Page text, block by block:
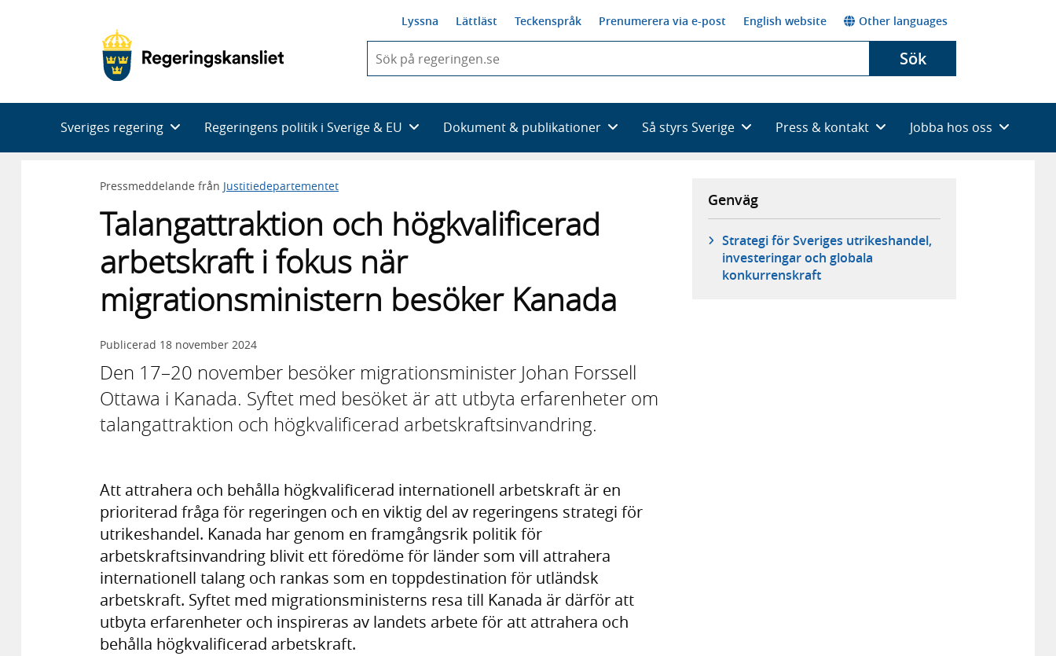
Lyssna Lättläst Teckenspråk Prenumerera via e-post English website Other languages
du
skriva
framträder
en
Sök
Sveriges regering Regeringens politik i Sverige & EU Dokument & publikationer Så styrs Sverige Press & kontakt Jobba hos oss
Pressmeddelande från Justitiedepartementet
Talangattraktion och högkvalificerad
arbetskraft i fokus när
migrationsministern besöker Kanada
Publicerad 18 november 2024
Den 17–20 november besöker migrationsminister Johan Forssell
Ottawa i Kanada. Syftet med besöket är att utbyta erfarenheter om
talangattraktion och högkvalificerad arbetskraftsinvandring.
Att attrahera och behålla högkvalificerad internationell arbetskraft är en
prioriterad fråga för regeringen och en viktig del av regeringens strategi för
utrikeshandel. Kanada har genom en framgångsrik politik för
arbetskraftsinvandring blivit ett föredöme för länder som vill attrahera
internationell talang och rankas som en toppdestination för utländsk
arbetskraft. Syftet med migrationsministerns resa till Kanada är därför att
utbyta erfarenheter och inspireras av landets arbete för att attrahera och
behålla högkvalificerad arbetskraft.
Genväg
Strategi för Sveriges utrikeshandel,
investeringar och globala
konkurrenskraft